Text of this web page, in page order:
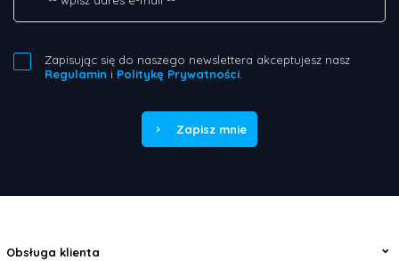
Zapisując się do naszego newslettera akceptujesz nasz
Regulamin i Politykę Prywatności
Zapisz mnie
Obsługa klienta